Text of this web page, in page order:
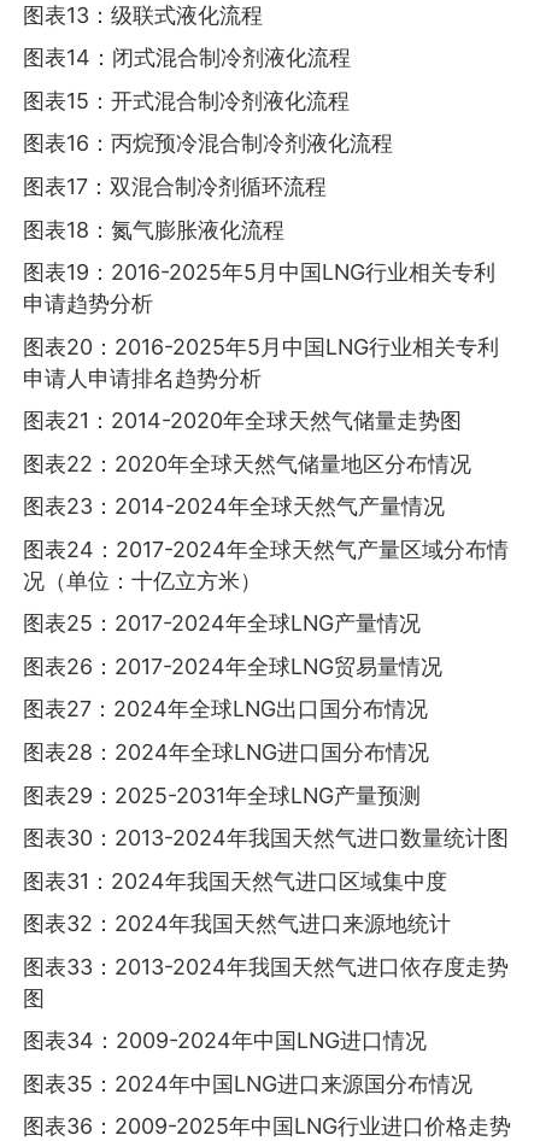
图表13：级联式液化流程
图表14：闭式混合制冷剂液化流程
图表15：开式混合制冷剂液化流程
图表16：丙烷预冷混合制冷剂液化流程
图表17：双混合制冷剂循环流程
图表18：氮气膨胀液化流程
图表19：2016-2025年5月中国LNG行业相关专利
申请趋势分析
图表20：2016-2025年5月中国LNG行业相关专利
申请人申请排名趋势分析
图表21：2014-2020年全球天然气储量走势图
图表22：2020年全球天然气储量地区分布情况
图表23：2014-2024年全球天然气产量情况
图表24：2017-2024年全球天然气产量区域分布情
况（单位：十亿立方米）
图表25：2017-2024年全球LNG产量情况
图表26：2017-2024年全球LNG贸易量情况
图表27：2024年全球LNG出口国分布情况
图表28：2024年全球LNG进口国分布情况
图表29：2025-2031年全球LNG产量预测
图表30：2013-2024年我国天然气进口数量统计图
图表31：2024年我国天然气进口区域集中度
图表32：2024年我国天然气进口来源地统计
图表33：2013-2024年我国天然气进口依存度走势
图
图表34：2009-2024年中国LNG进口情况
图表35：2024年中国LNG进口来源国分布情况
图表36：2009-2025年中国LNG行业进口价格走势